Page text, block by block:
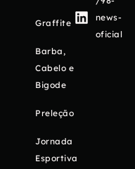
Graffite
Barba,
Cabelo e
Bigode
Preleção
Jornada
Esportiva
news-
oficial